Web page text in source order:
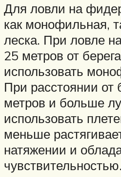
Для ловли на
как монофильная,
леска. При ловле
25 метров от
использовать
При расстоянии от
метров и больше
использовать
меньше
натяжении и
чувствительностью.